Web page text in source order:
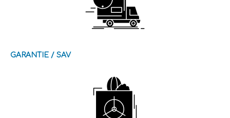
GARANTIE / SAV